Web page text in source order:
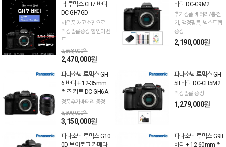
닉 루믹스 GH7 바디
DC-GH7GD
사은품 재고소진으로
액정필름증정 할인이벤
트
2,868,000원
2,470,000원
바디 DC-G9M2
추가정품 배터리/충전
기, 액정필름, 넥스트랩
증정
2,190,000원
파나소닉 루믹스 GH
6 바디 + 12-35mm
렌즈 키트 DC-GH6A
정품추가배터리 증정
3,390,000원
3,150,000원
파나소닉 루믹스 GH
5II 바디 DC-GH5M2
액정필름 증정
1,279,000원
파나소닉 루믹스 G10
0D 브이로그 카메라
파나소닉 루믹스 G9II
바디 + 12-60mm 렌